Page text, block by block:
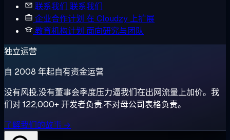
联系我们 联系我们
企业合作计划 在 Cloudzy 上扩展
教育机构计划 面向研究与团队
独立运营
自 2008 年起自有资金运营
没有风投,没有董事会季度压力逼我们在出网流量上加价。我
们对 122,000+ 开发者负责,不对母公司表格负责。
了解我们的故事 →